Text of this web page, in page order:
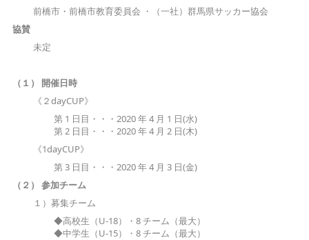
前橋市・前橋市教育委員会 ・（一社）群馬県サッカー協会
協賛
未定
（１） 開催日時
《２dayCUP》
第 1 日目・・・2020 年 4 月 1 日(水)
第 2 日目・・・2020 年 4 月 2 日(木)
《1dayCUP》
第 3 日目・・・2020 年 4 月 3 日(金)
（２） 参加チーム
１）募集チーム
◆高校生（U-18）・8 チーム（最大）
◆中学生（U-15）・8 チーム（最大）